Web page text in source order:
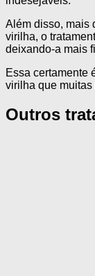
Além disso, mais
virilha, o
deixando-a mais
Essa certamente
virilha que muitas
Outros